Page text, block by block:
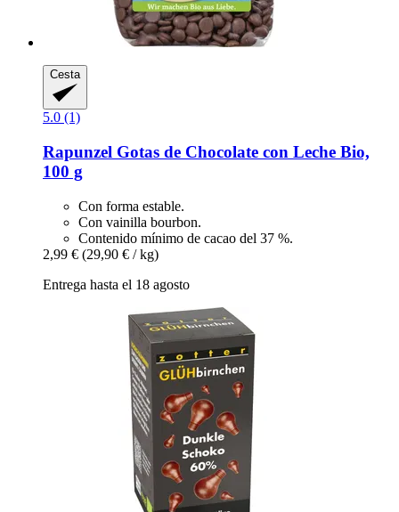
Cesta
5.0 (1)
Rapunzel Gotas de Chocolate con Leche Bio,
100 g
Con forma estable.
Con vainilla bourbon.
Contenido mínimo de cacao del 37 %.
2,99 € (29,90 € / kg)
Entrega hasta el 18 agosto